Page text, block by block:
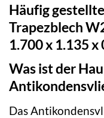
Häufig
Trapezblech
1.700 x 1.135
Was ist der
Das